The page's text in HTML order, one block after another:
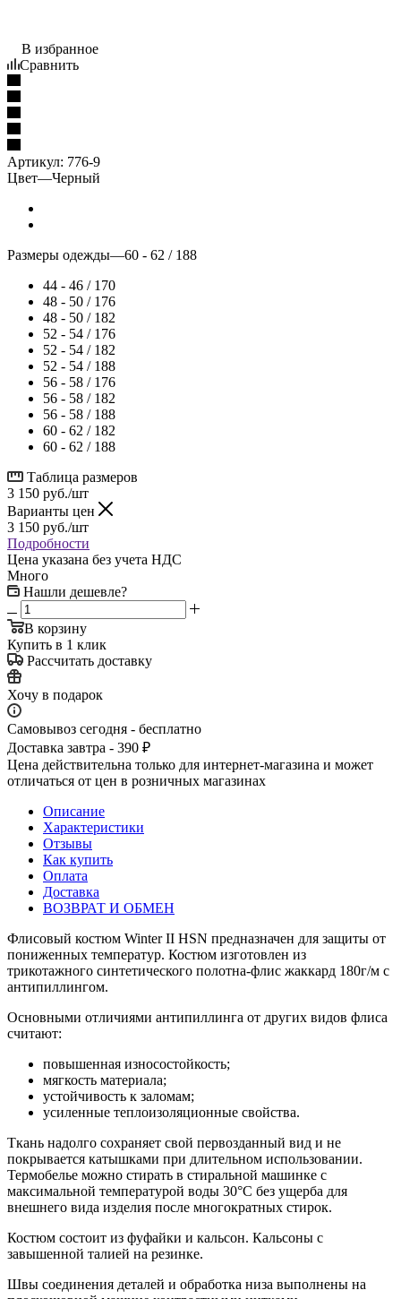
В избранное
Сравнить
Артикул: 776-9
Цвет—Черный
Размеры одежды—60 - 62 / 188
44 - 46 / 170
48 - 50 / 176
48 - 50 / 182
52 - 54 / 176
52 - 54 / 182
52 - 54 / 188
56 - 58 / 176
56 - 58 / 182
56 - 58 / 188
60 - 62 / 182
60 - 62 / 188
Таблица размеров
3 150 руб./шт
Варианты цен
3 150 руб./шт
Подробности
Цена указана без учета НДС
Много
Нашли дешевле?
В корзину
Купить в 1 клик
Рассчитать доставку
Хочу в подарок
Самовывоз сегодня - бесплатно
Доставка завтра - 390 ₽
Цена действительна только для интернет-магазина и может
отличаться от цен в розничных магазинах
Описание
Характеристики
Отзывы
Как купить
Оплата
Доставка
ВОЗВРАТ И ОБМЕН
Флисовый костюм Winter II HSN предназначен для защиты от
пониженных температур. Костюм изготовлен из
трикотажного синтетического полотна-флис жаккард 180г/м с
антипиллингом.
Основными отличиями антипиллинга от других видов флиса
считают:
повышенная износостойкость;
мягкость материала;
устойчивость к заломам;
усиленные теплоизоляционные свойства.
Ткань надолго сохраняет свой первозданный вид и не
покрывается катышками при длительном использовании.
Термобелье можно стирать в стиральной машинке с
максимальной температурой воды 30°С без ущерба для
внешнего вида изделия после многократных стирок.
Костюм состоит из фуфайки и кальсон. Кальсоны с
завышенной талией на резинке.
Швы соединения деталей и обработка низа выполнены на